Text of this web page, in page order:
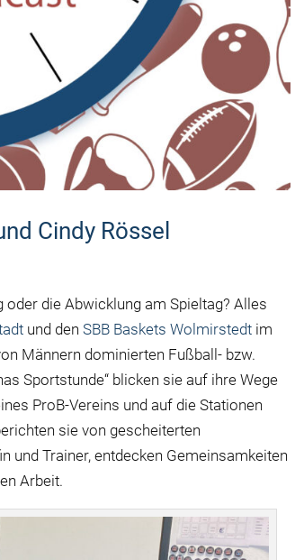
Cindy Rössel
die Abwicklung am Spieltag? Alles
und denSBB Baskets Wolmirstedt im
Männern dominierten Fußball- bzw.
Sportstunde“ blicken sie auf ihre Wege
ProB-Vereins und auf die Stationen
sie von gescheiterten
und Trainer, entdecken Gemeinsamkeiten
Arbeit.